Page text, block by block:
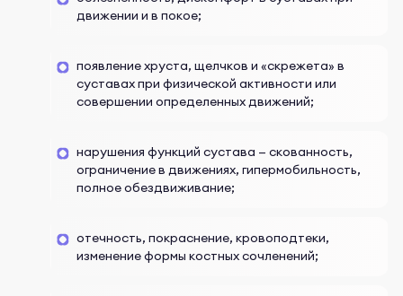
движении и в покое;
появление хруста, щелчков и «скрежета» в
суставах при физической активности или
совершении определенных движений;
нарушения функций сустава — скованность,
ограничение в движениях, гипермобильность,
полное обездвиживание;
отечность, покраснение, кровоподтеки,
изменение формы костных сочленений;